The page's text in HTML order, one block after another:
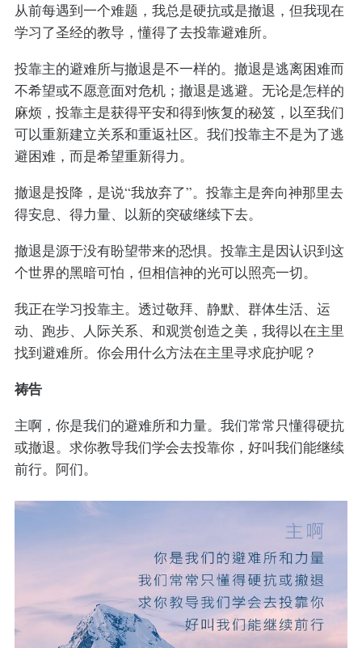
从前每遇到一个难题，我总是硬抗或是撤退，但我现在
学习了圣经的教导，懂得了去投靠避难所。
投靠主的避难所与撤退是不一样的。撤退是逃离困难而
不希望或不愿意面对危机；撤退是逃避。无论是怎样的
麻烦，投靠主是获得平安和得到恢复的秘笈，以至我们
可以重新建立关系和重返社区。我们投靠主不是为了逃
避困难，而是希望重新得力。
撤退是投降，是说“我放弃了”。投靠主是奔向神那里去
得安息、得力量、以新的突破继续下去。
撤退是源于没有盼望带来的恐惧。投靠主是因认识到这
个世界的黑暗可怕，但相信神的光可以照亮一切。
我正在学习投靠主。透过敬拜、静默、群体生活、运
动、跑步、人际关系、和观赏创造之美，我得以在主里
找到避难所。你会用什么方法在主里寻求庇护呢？
祷告
主啊，你是我们的避难所和力量。我们常常只懂得硬抗
或撤退。求你教导我们学会去投靠你，好叫我们能继续
前行。阿们。